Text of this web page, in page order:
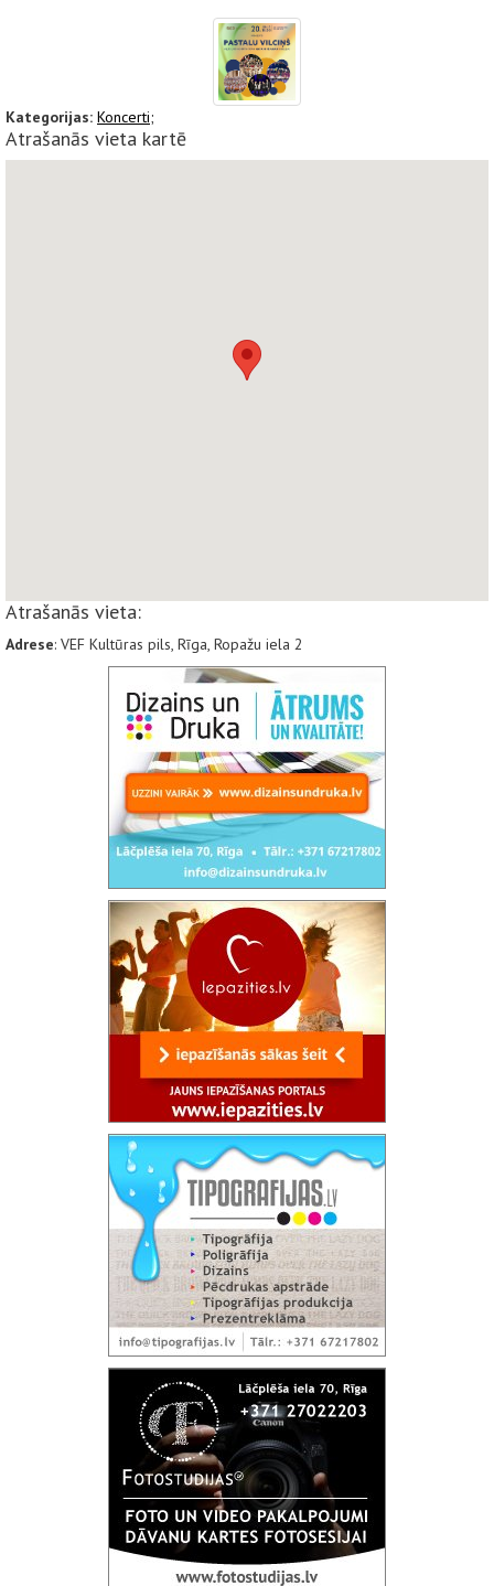
Kategorijas: Koncerti;
Atrašanās vieta kartē
Atrašanās vieta:
Adrese: VEF Kultūras pils, Rīga, Ropažu iela 2